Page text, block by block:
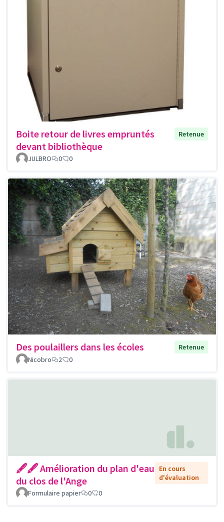
Boite retour de livres empruntés
devant bibliothèque
Retenue
JULBRO 0 0
Des poulaillers dans les écoles
Retenue
Nicobro
2 0
🖋🖋 Amélioration du plan d'eau
du clos de l'Ange
En cours
d'évaluation
Formulaire papier
0 0